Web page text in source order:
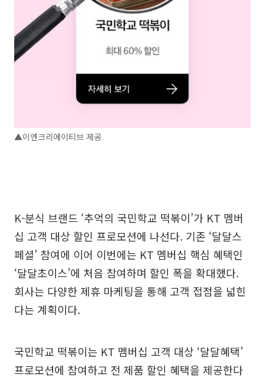
▲이엔크리에이티브 제공
K-분식 브랜드 ‘추억의 국민학교 떡볶이’가 KT 멤버
십 고객 대상 할인 프로모션에 나선다. 기존 ‘달달스
페셜’ 참여에 이어 이번에는 KT 멤버십 핵심 혜택인
‘달달초이스’에 처음 참여하며 할인 폭을 확대했다.
회사는 다양한 제휴 마케팅을 통해 고객 접점을 넓힌
다는 계획이다.
국민학교 떡볶이는 KT 멤버십 고객 대상 ‘달달혜택’
프로모션에 참여하고 전 제품 할인 혜택을 제공한다